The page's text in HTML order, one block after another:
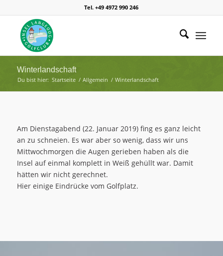
Tel. +49 4972 990 246
Winterlandschaft
Du bist hier: Startseite / Allgemein / Winterlandschaft
Am Dienstagabend (22. Januar 2019) fing es ganz leicht
an zu schneien. Es war aber so wenig, dass wir uns
Mittwochmorgen die Augen gerieben haben als die
Insel auf einmal komplett in Weiß gehüllt war. Damit
hätten wir nicht gerechnet.
Hier einige Eindrücke vom Golfplatz.